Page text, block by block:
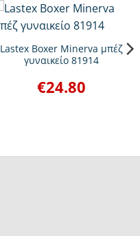
Lastex Boxer Minerva μπέζ
γυναικείο 81914
€24.80